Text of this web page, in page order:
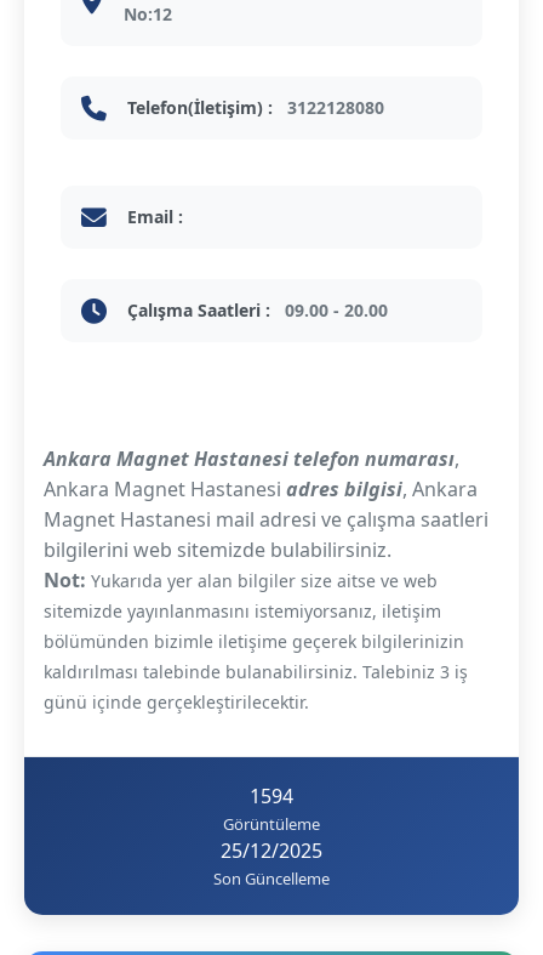
No:12
Telefon(İletişim) : 3122128080
Email :
Çalışma Saatleri : 09.00 - 20.00
Ankara Magnet Hastanesi telefon numarası,
Ankara Magnet Hastanesi adres bilgisi, Ankara
Magnet Hastanesi mail adresi ve çalışma saatleri
bilgilerini web sitemizde bulabilirsiniz.
Not: Yukarıda yer alan bilgiler size aitse ve web
sitemizde yayınlanmasını istemiyorsanız, iletişim
bölümünden bizimle iletişime geçerek bilgilerinizin
kaldırılması talebinde bulanabilirsiniz. Talebiniz 3 iş
günü içinde gerçekleştirilecektir.
1594
Görüntüleme
25/12/2025
Son Güncelleme